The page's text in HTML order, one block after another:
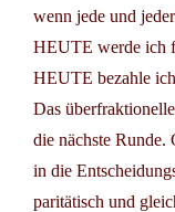
wenn jede und
HEUTE werde ich
HEUTE bezahle
Das
die nächste Runde.
in die
paritätisch und